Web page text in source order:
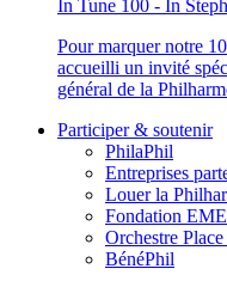
In Tune 100 - In
Pour marquer notre
accueilli un invité
général de la
Participer & soutenir
PhilaPhil
Entreprises
Louer la
Fondation EME
Orchestre
BénéPhil